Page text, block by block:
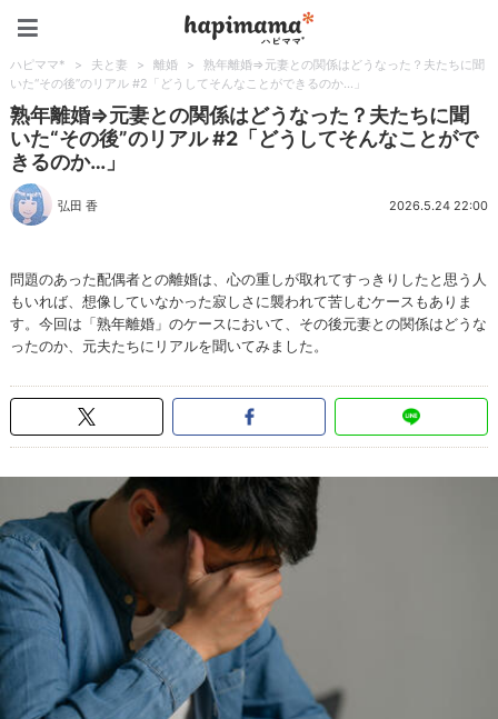
ハピママ* > 夫と妻 > 離婚 >
熟年離婚⇒元妻との関係はどうなった？夫たちに聞
いた“その後”のリアル #2「どうしてそんなことができるのか…」
熟年離婚⇒元妻との関係はどうなった？夫たちに聞
いた“その後”のリアル #2「どうしてそんなことがで
きるのか…」
弘田 香 2026.5.24 22:00
問題のあった配偶者との離婚は、心の重しが取れてすっきりしたと思う人
もいれば、想像していなかった寂しさに襲われて苦しむケースもありま
す。今回は「熟年離婚」のケースにおいて、その後元妻との関係はどうな
ったのか、元夫たちにリアルを聞いてみました。